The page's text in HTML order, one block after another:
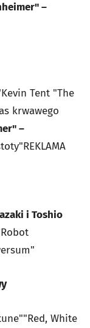
–
Tent "The
krwawego
–
i Toshio
White